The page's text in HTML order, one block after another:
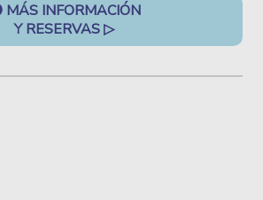
MÁS INFORMACIÓN
Y RESERVAS ▷